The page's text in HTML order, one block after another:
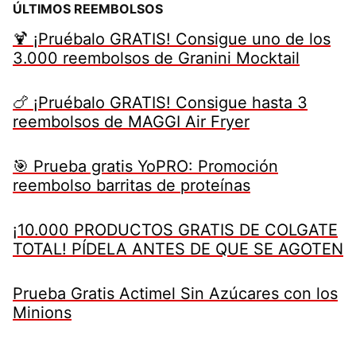
ÚLTIMOS REEMBOLSOS
🍹 ¡Pruébalo GRATIS! Consigue uno de los
3.000 reembolsos de Granini Mocktail
🍗 ¡Pruébalo GRATIS! Consigue hasta 3
reembolsos de MAGGI Air Fryer
🎯 Prueba gratis YoPRO: Promoción
reembolso barritas de proteínas
¡10.000 PRODUCTOS GRATIS DE COLGATE
TOTAL! PÍDELA ANTES DE QUE SE AGOTEN
Prueba Gratis Actimel Sin Azúcares con los
Minions